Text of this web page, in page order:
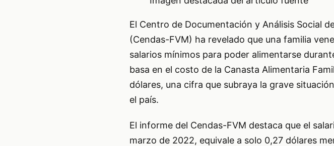
El Centro de Documentación y Análisis Social
(Cendas-FVM) ha revelado que una familia
salarios mínimos para poder alimentarse
basa en el costo de la Canasta Alimentaria
dólares, una cifra que subraya la grave
el país.
El informe del Cendas-FVM destaca que el
marzo de 2022, equivale a solo 0,27 dólares